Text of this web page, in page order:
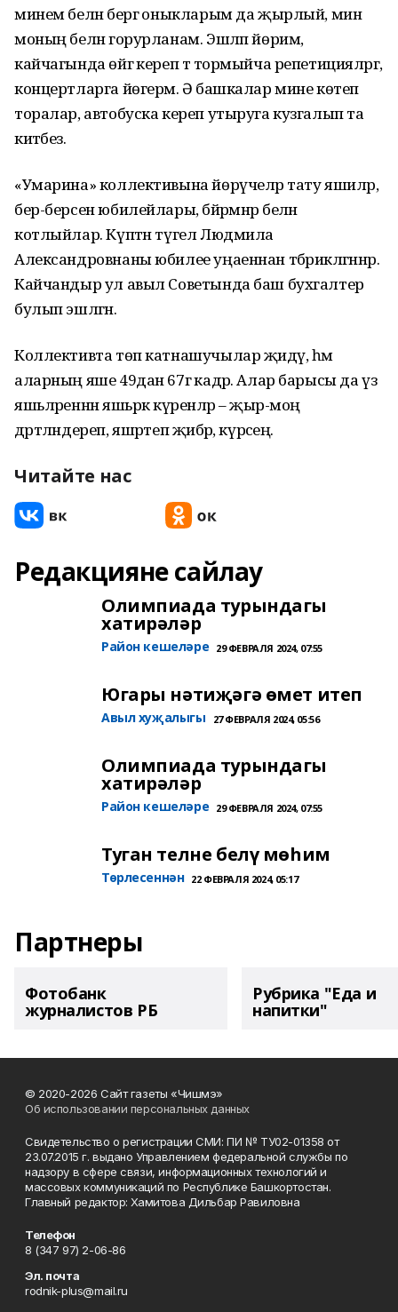
минем белән бергә оныкларым да җырлый, мин
моның белән горурланам. Эшләп йөрим,
кайчагында өйгә кереп тә тормыйча репетицияләргә,
концертларга йөгерәм. Ә башкалар мине көтеп
торалар, автобуска кереп утыруга кузгалып та
китәбез.
«Умарина» коллективына йөрүчеләр тату яшиләр,
бер-берсен юбилейлары, бәйрәмнәр белән
котлыйлар. Күптән түгел Людмила
Александровнаны юбилее уңаеннан тәбрикләгәннәр.
Кайчандыр ул авыл Советында баш бухгалтер
булып эшләгән.
Коллективта төп катнашучылар җидәү, һәм
аларның яше 49дан 67гә кадәр. Алар барысы да үз
яшьләреннән яшьрәк күренәләр – җыр-моң
дәртләндереп, яшәртеп җибәрә, күрәсең.
Читайте нас
Редакцияне сайлау
Олимпиада турындагы
хатирәләр
Район кешеләре 29 ФЕВРАЛЯ 2024, 07:55
Югары нәтиҗәгә өмет итеп
Авыл хуҗалыгы 27 ФЕВРАЛЯ 2024, 05:56
Олимпиада турындагы
хатирәләр
Район кешеләре 29 ФЕВРАЛЯ 2024, 07:55
Туган телне белү мөһим
Төрлесеннән 22 ФЕВРАЛЯ 2024, 05:17
Партнеры
Фотобанк
журналистов РБ
Рубрика "Еда и
напитки"
© 2020-2026 Сайт газеты «Чишмэ»
Об использовании персональных данных
Свидетельство о регистрации СМИ: ПИ № ТУ02-01358 от
23.07.2015 г. выдано Управлением федеральной службы по
надзору в сфере связи, информационных технологий и
массовых коммуникаций по Республике Башкортостан.
Главный редактор: Хамитова Дильбар Равиловна
Телефон
8 (347 97) 2-06-86
Эл. почта
rodnik-plus@mail.ru